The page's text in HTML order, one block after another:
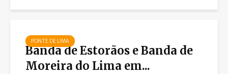
PONTE DE LIMA
Banda de Estorãos e Banda de
Moreira do Lima em...